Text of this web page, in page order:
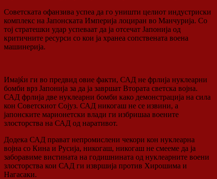
Советската офанзива успеа да го уништи целиот индустриски
комплекс на Јапонската Империја лоциран во Манчурија. Со
тој стратешки удар успеваат да ја отсечат Јапонија од
критичните ресурси со кои ја хранеа сопствената воена
машинерија.
Имајќи ги во предвид овие факти, САД не фрлија нуклеарни
бомби врз Јапонија за да ја завршат Втората светска војна.
САД фрлија две нуклеарни бомби како демонстрација на сила
кон Советскиот Сојуз. САД никогаш не се извини, а
јапонските марионетски влади ги избришаа воените
злосторства на САД од наративот.
Додека САД прават непромислени чекори кон нуклеарна
војна со Кина и Русија, никогаш, никогаш не смееме да ја
заборавиме вистината на годишнината од нуклеарните воени
злосторства кои САД ги извршија против Хирошима и
Нагасаки.